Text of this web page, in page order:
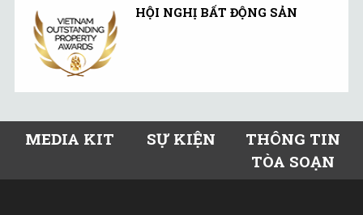
HỘI NGHỊ BẤT ĐỘNG SẢN
MEDIA KIT SỰ KIỆN
THÔNG TIN
TÒA SOẠN